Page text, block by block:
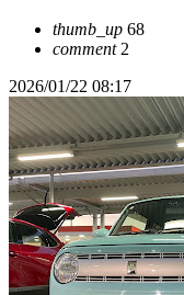
thumb_up 68
comment2
2026/01/22 08:17